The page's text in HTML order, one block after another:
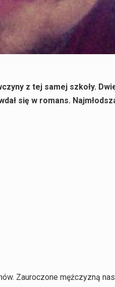
z tej samej szkoły.
się w romans.
Zauroczone mężczyzną